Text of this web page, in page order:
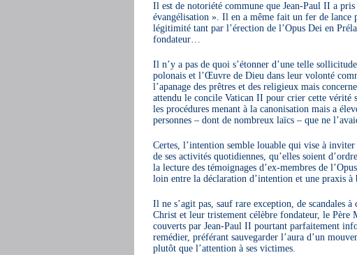
Il est de notoriété commune que Jean-Paul II a
évangélisation ». Il en a même fait un fer de
légitimité tant par l’érection de l’Opus Dei en
fondateur…
Il n’y a pas de quoi s’étonner d’une telle
polonais et l’Œuvre de Dieu dans leur volonté
l’apanage des prêtres et des religieux mais
attendu le concile Vatican II pour crier cette
les procédures menant à la canonisation mais a
personnes – dont de nombreux laïcs – que ne
Certes, l’intention semble louable qui vise à
de ses activités quotidiennes, qu’elles soient
la lecture des témoignages d’ex-membres de
loin entre la déclaration d’intention et une praxis à
Il ne s’agit pas, sauf rare exception, de scandales
Christ et leur tristement célèbre fondateur, le Père
couverts par Jean-Paul II pourtant parfaitement
remédier, préférant sauvegarder l’aura d’un
plutôt que l’attention à ses victimes.